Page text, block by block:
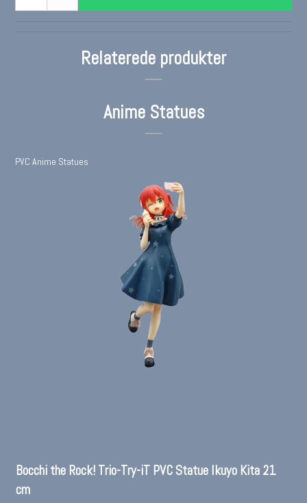
Relaterede produkter
Anime Statues
PVC Anime Statues
Bocchi the Rock! Trio-Try-iT PVC Statue Ikuyo Kita 21
cm